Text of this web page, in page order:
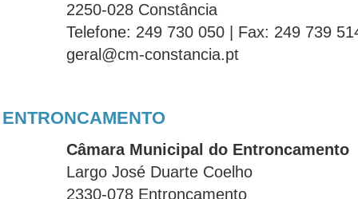
2250-028 Constância
Telefone: 249 730 050 | Fax: 249 739
geral@cm-constancia.pt
ENTRONCAMENTO
Câmara Municipal do Entroncamento
Largo José Duarte Coelho
2330-078 Entroncamento